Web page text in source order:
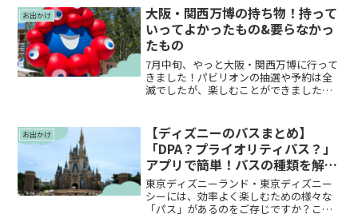
ばやっぱり温泉ですよね。私の滞在時間
の都合上、温泉へ入りに...
お出かけ
大阪・関西万博の持ち物！持って
いってよかったもの&要らなかっ
たもの
7月中旬、やっと大阪・関西万博に行って
きました！パビリオンの抽選や予約は全
滅でしたが、楽しむことができました♪
なと思っているので、私の中で「持って
いってよかったもの」...
お出かけ
【ディズニーのパスまとめ】
「DPA？プライオリティパス？」
アプリで簡単！パスの種類を解説
します♪
東京ディズニーランド・東京ディズニー
シーには、効率よく楽しむための様々な
「パス」があるのをご存じですか？ここ